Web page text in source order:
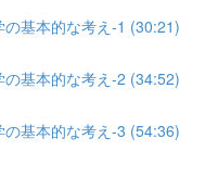
基本的な考え-1 (30:21)
基本的な考え-2 (34:52)
基本的な考え-3 (54:36)